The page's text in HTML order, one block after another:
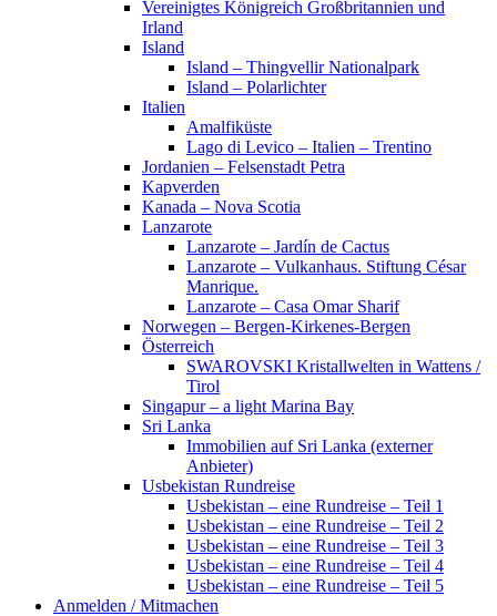
Vereinigtes Königreich Großbritannien und
Irland
Island
Island – Thingvellir Nationalpark
Island – Polarlichter
Italien
Amalfiküste
Lago di Levico – Italien – Trentino
Jordanien – Felsenstadt Petra
Kapverden
Kanada – Nova Scotia
Lanzarote
Lanzarote – Jardín de Cactus
Lanzarote – Vulkanhaus. Stiftung César
Manrique.
Lanzarote – Casa Omar Sharif
Norwegen – Bergen-Kirkenes-Bergen
Österreich
SWAROVSKI Kristallwelten in Wattens /
Tirol
Singapur – a light Marina Bay
Sri Lanka
Immobilien auf Sri Lanka (externer
Anbieter)
Usbekistan Rundreise
Usbekistan – eine Rundreise – Teil 1
Usbekistan – eine Rundreise – Teil 2
Usbekistan – eine Rundreise – Teil 3
Usbekistan – eine Rundreise – Teil 4
Usbekistan – eine Rundreise – Teil 5
Anmelden / Mitmachen